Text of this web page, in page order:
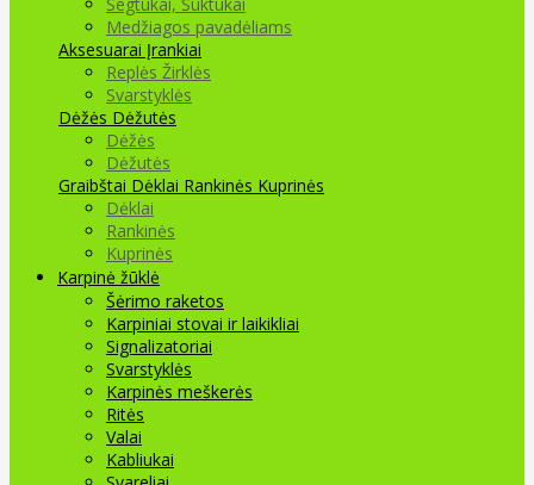
Medžiagos pavadėliams
Aksesuarai Įrankiai
Replės Žirklės
Svarstyklės
Dėžės Dėžutės
Dėžės
Dėžutės
Graibštai Dėklai Rankinės Kuprinės
Dėklai
Rankinės
Kuprinės
Karpinė žūklė
Šėrimo raketos
Karpiniai stovai ir laikikliai
Signalizatoriai
Svarstyklės
Karpinės meškerės
Ritės
Valai
Kabliukai